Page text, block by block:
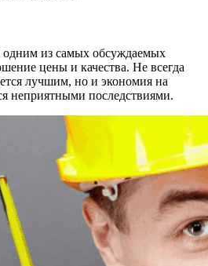
из самых обсуждаемых
цены и качества. Не всегда
лучшим, но и экономия на
неприятными последствиями.